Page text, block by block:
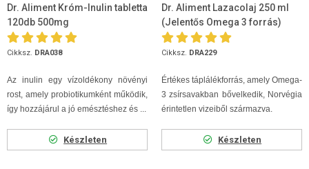
Dr. Aliment Króm-Inulin tabletta
120db 500mg
Cikksz. DRA038
Az inulin egy vízoldékony növényi
rost, amely probiotikumként működik,
így hozzájárul a jó emésztéshez és ...
Készleten
Dr. Aliment Lazacolaj 250 ml
(Jelentős Omega 3 forrás)
Cikksz. DRA229
Értékes táplálékforrás, amely Omega-
3 zsírsavakban bővelkedik, Norvégia
érintetlen vizeiből származva.
Készleten